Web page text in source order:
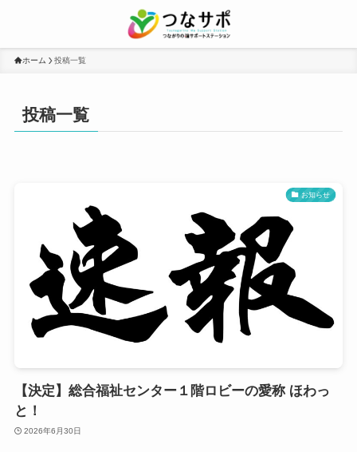
ホーム 投稿一覧
投稿一覧
お知らせ
【決定】総合福祉センター１階ロビーの愛称 ほわっ
と！
2026年6月30日